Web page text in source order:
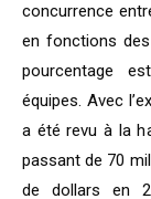
concurrence
en fonctions
pourcentage
équipes. Avec
a été revu à la
passant de 70
de dollars en